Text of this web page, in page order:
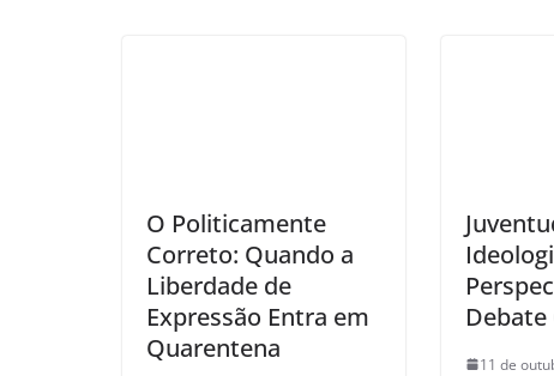
O Politicamente
Correto: Quando a
Liberdade de
Expressão Entra em
Quarentena
11 de